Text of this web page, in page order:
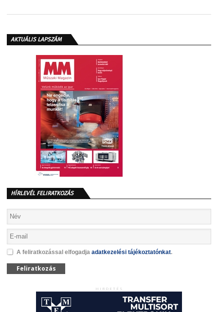
AKTUÁLIS LAPSZÁM
HÍRLEVÉL FELIRATKOZÁS
A feliratkozással elfogadja adatkezelési tájékoztatónkat.
Feliratkozás
HIRDETÉS